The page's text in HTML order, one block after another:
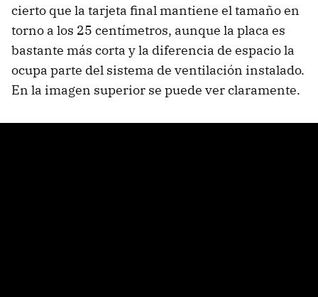
cierto que la tarjeta final mantiene el tamaño en
torno a los 25 centímetros, aunque la placa es
bastante más corta y la diferencia de espacio la
ocupa parte del sistema de ventilación instalado.
En la imagen superior se puede ver claramente.